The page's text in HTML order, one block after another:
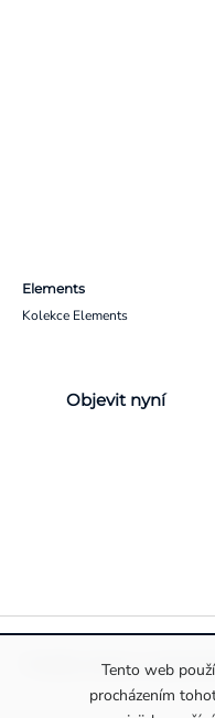
Tento web
procházením
Elements
Kolekce Elements
Objevit nyní
Pravidla ochrany a